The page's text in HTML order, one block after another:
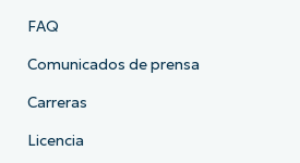
FAQ
Comunicados de prensa
Carreras
Licencia